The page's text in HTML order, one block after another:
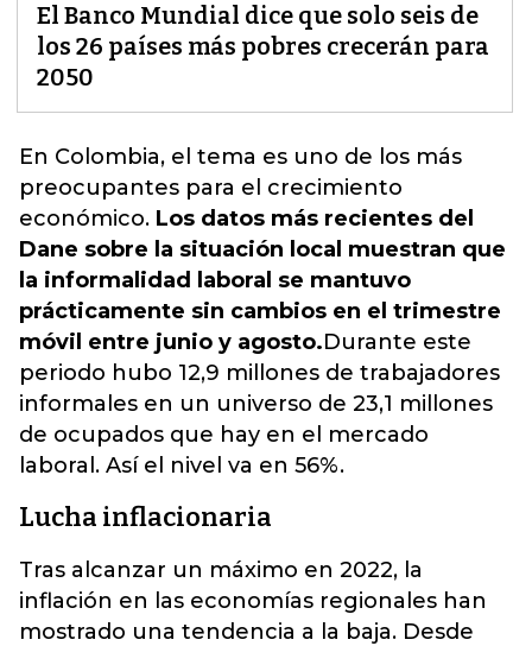
El Banco Mundial dice que solo seis de
los 26 países más pobres crecerán para
2050
En Colombia, el tema es uno de los más
preocupantes para el crecimiento
económico. Los datos más recientes del
Dane sobre la situación local muestran que
la informalidad laboral se mantuvo
prácticamente sin cambios en el trimestre
móvil entre junio y agosto.Durante este
periodo hubo 12,9 millones de trabajadores
informales en un universo de 23,1 millones
de ocupados que hay en el mercado
laboral. Así el nivel va en 56%.
Lucha inflacionaria
Tras alcanzar un máximo en 2022, la
inflación en las economías regionales han
mostrado una tendencia a la baja. Desde